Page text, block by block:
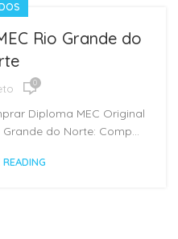
Rio Grande do
0
Diploma MEC Original
do Norte: Comp...